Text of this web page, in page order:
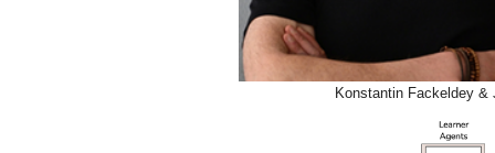
Konstantin Fackeldey &